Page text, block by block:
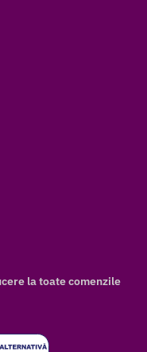
la toate comenzile